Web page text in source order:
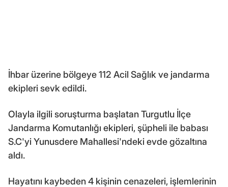
İhbar üzerine bölgeye 112 Acil Sağlık ve jandarma
ekipleri sevk edildi.
Olayla ilgili soruşturma başlatan Turgutlu İlçe
Jandarma Komutanlığı ekipleri, şüpheli ile babası
S.C'yi Yunusdere Mahallesi'ndeki evde gözaltına
aldı.
Hayatını kaybeden 4 kişinin cenazeleri, işlemlerinin